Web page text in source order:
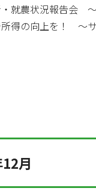
就農状況報告会
得の向上を！ ～
月